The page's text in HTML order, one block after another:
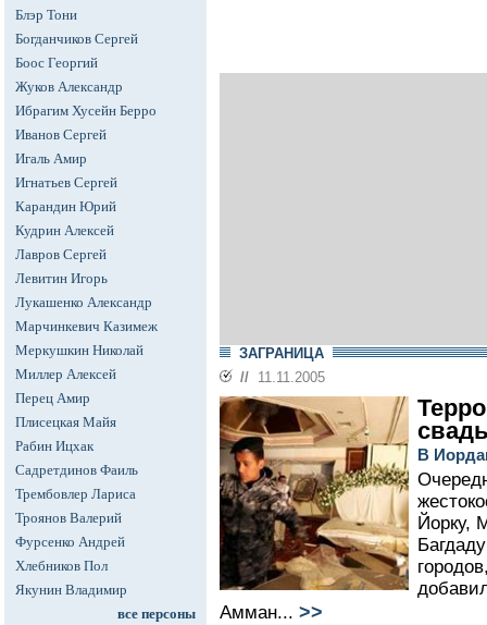
Блэр Тони
Богданчиков Сергей
Боос Георгий
Жуков Александр
Ибрагим Хусейн Берро
Иванов Сергей
Игаль Амир
Игнатьев Сергей
Карандин Юрий
Кудрин Алексей
Лавров Сергей
Левитин Игорь
Лукашенко Александр
Марчинкевич Казимеж
Меркушкин Николай
Миллер Алексей
Перец Амир
Плисецкая Майя
Рабин Ицхак
Садретдинов Фаиль
Трембовлер Лариса
Троянов Валерий
Фурсенко Андрей
Хлебников Пол
Якунин Владимир
все персоны
ЗАГРАНИЦА
// 11.11.2005
В
Йорку,
Амман... >>